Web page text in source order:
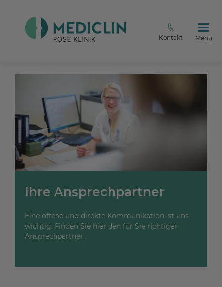
Kontakt Menü
Ihre Ansprechpartner
Eine offene und direkte Kommunikation ist uns
wichtig. Finden Sie hier den für Sie richtigen
Ansprechpartner.